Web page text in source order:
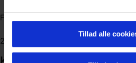
Tillad alle
Frederikkevej 8-10
2900 Hellerup